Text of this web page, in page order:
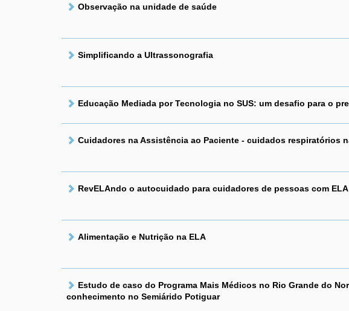
Observação na unidade de saúde
Simplificando a Ultrassonografia
Educação Mediada por Tecnologia no SUS: um desafio para o
Cuidadores na Assistência ao Paciente - cuidados respiratórios
RevELAndo o autocuidado para cuidadores de pessoas com ELA
Alimentação e Nutrição na ELA
Estudo de caso do Programa Mais Médicos no Rio Grande do
conhecimento no Semiárido Potiguar